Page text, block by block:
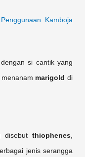
Kamboja
si cantik yang
marigold di
disebut thiophenes
jenis serangga